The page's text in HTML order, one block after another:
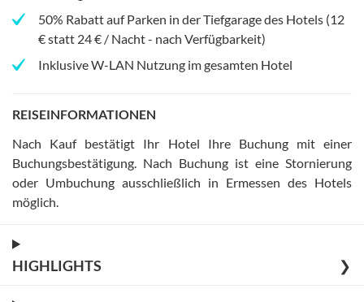
50% Rabatt auf Parken in der Tiefgarage des Hotels (12
€ statt 24 € / Nacht - nach Verfügbarkeit)
Inklusive W-LAN Nutzung im gesamten Hotel
REISEINFORMATIONEN
Nach Kauf bestätigt Ihr Hotel Ihre Buchung mit einer
Buchungsbestätigung
Nach Buchung ist eine Stornierung
oder Umbuchung ausschließlich in Ermessen des Hotels
möglich
HIGHLIGHTS ❯